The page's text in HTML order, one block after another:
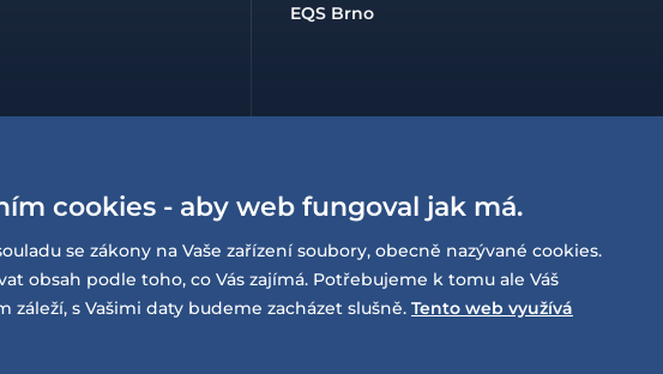
EQS Brno
cookies - aby web fungoval jak má.
se zákony na Vaše zařízení soubory, obecně nazývané cookies.
obsah podle toho, co Vás zajímá. Potřebujeme k tomu ale Váš
záleží, s Vašimi daty budeme zacházet slušně. Tento web využívá